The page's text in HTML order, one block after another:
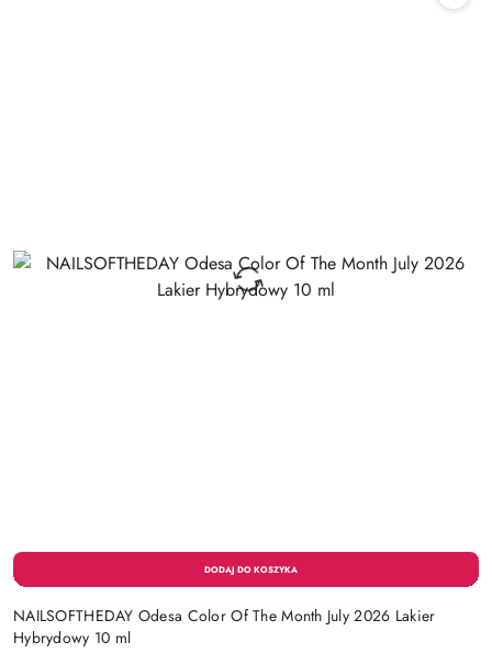
NAILSOFTHEDAY Odesa Color Of The Month July 2026 Lakier
Hybrydowy 10 ml